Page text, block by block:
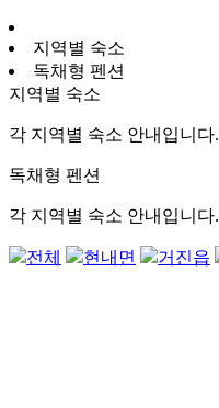
지역별 숙소
독채형 펜션
지역별 숙소
각 지역별 숙소 안내입니다.
독채형 펜션
각 지역별 숙소 안내입니다.
전체 현내면 거진읍